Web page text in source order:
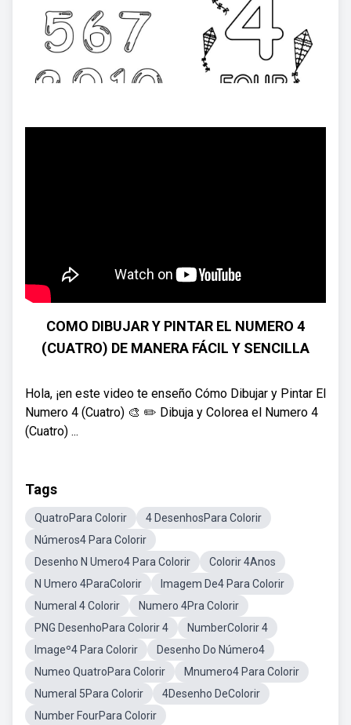
COMO DIBUJAR Y PINTAR EL NUMERO 4
(CUATRO) DE MANERA FÁCIL Y SENCILLA
Hola, ¡en este video te enseño Cómo Dibujar y Pintar El
Numero 4 (Cuatro) 🎨 ✏️ Dibuja y Colorea el Numero 4
(Cuatro) ...
Tags
QuatroPara Colorir
4 DesenhosPara Colorir
Números4 Para Colorir
Desenho N Umero4 Para Colorir
Colorir 4Anos
N Umero 4ParaColorir
Imagem De4 Para Colorir
Numeral 4 Colorir
Numero 4Pra Colorir
PNG DesenhoPara Colorir 4
NumberColorir 4
Imageº4 Para Colorir
Desenho Do Número4
Numeo QuatroPara Colorir
Mnumero4 Para Colorir
Numeral 5Para Colorir
4Desenho DeColorir
Number FourPara Colorir